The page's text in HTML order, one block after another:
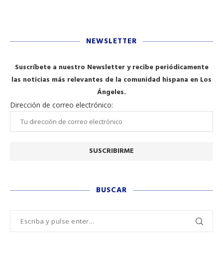
NEWSLETTER
Suscríbete a nuestro Newsletter y recibe periódicamente
las noticias más relevantes de la comunidad hispana en Los
Ángeles.
Dirección de correo electrónico:
BUSCAR